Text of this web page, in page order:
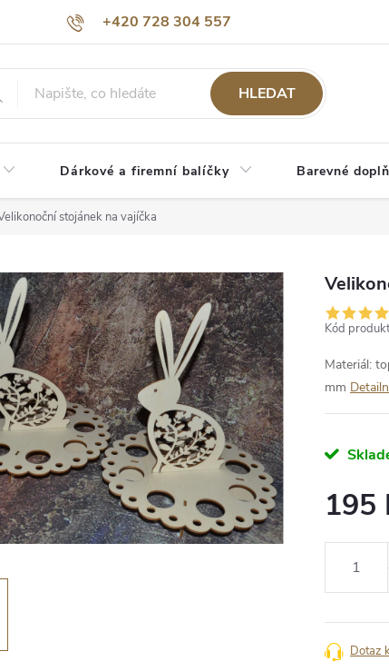
+420 728 304 557
údajů O nás
HLEDAT
Dárkové a firemní balíčky Barevné
stojánek na vajíčka
Kód
Materiál:
mm
195
Dotaz